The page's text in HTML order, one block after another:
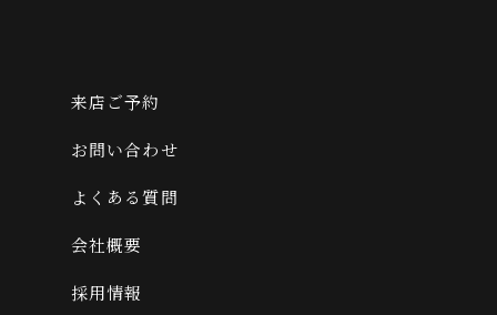
来店ご予約
お問い合わせ
よくある質問
会社概要
採用情報